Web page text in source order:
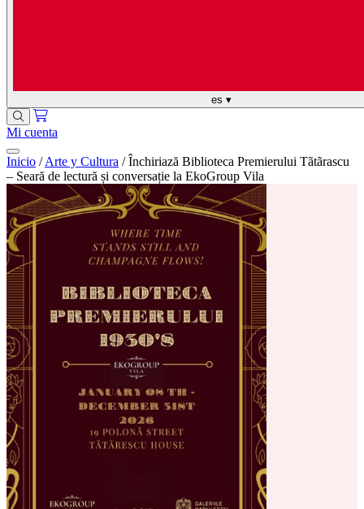
es ▾
Mi cuenta
Inicio / Arte y Cultura / Închiriază Biblioteca Premierului Tãtãrascu
– Seară de lectură și conversație la EkoGroup Vila